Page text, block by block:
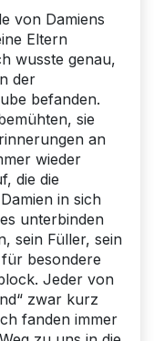
von Damiens
Eltern
wusste genau,
der
befanden.
sie
an
wieder
die die
in sich
unterbinden
sein Füller, sein
besondere
Jeder von
zwar kurz
fanden immer